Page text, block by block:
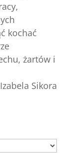
kochać
żartów i
Sikora